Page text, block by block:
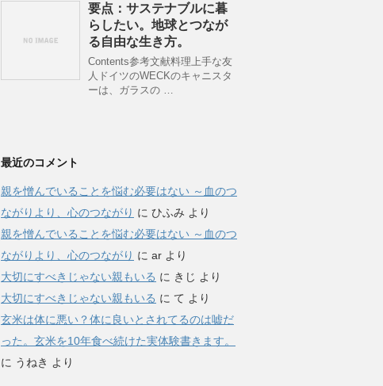
要点：サステナブルに暮
らしたい。地球とつなが
る自由な生き方。
Contents参考文献料理上手な友
人ドイツのWECKのキャニスタ
ーは、ガラスの …
最近のコメント
親を憎んでいることを悩む必要はない ～血のつ
ながりより、心のつながり に ひふみ より
親を憎んでいることを悩む必要はない ～血のつ
ながりより、心のつながり に ar より
大切にすべきじゃない親もいる に きじ より
大切にすべきじゃない親もいる に て より
玄米は体に悪い？体に良いとされてるのは嘘だ
った。玄米を10年食べ続けた実体験書きます。
に うねき より